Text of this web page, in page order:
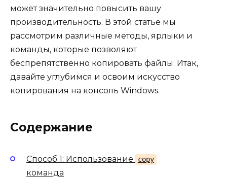
может значительно повысить вашу
производительность. В этой статье мы
рассмотрим различные методы, ярлыки и
команды, которые позволяют
беспрепятственно копировать файлы. Итак,
давайте углубимся и освоим искусство
копирования на консоль Windows.
Содержание
Способ 1: Использование copy
команда